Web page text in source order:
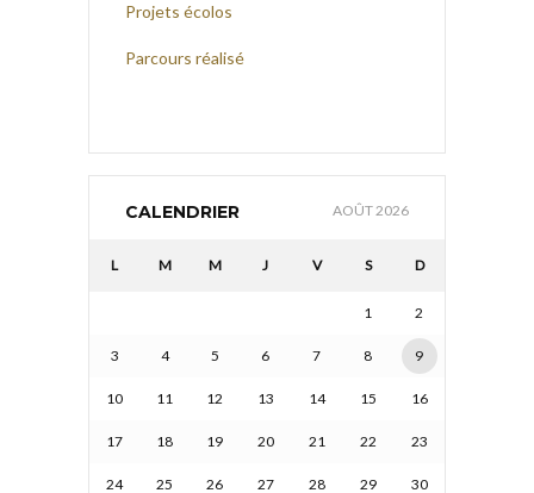
Projets écolos
Parcours réalisé
CALENDRIER AOÛT 2026
L M M J V S D
1 2
3 4 5 6 7 8 9
10 11 12 13 14 15 16
17 18 19 20 21 22 23
24 25 26 27 28 29 30